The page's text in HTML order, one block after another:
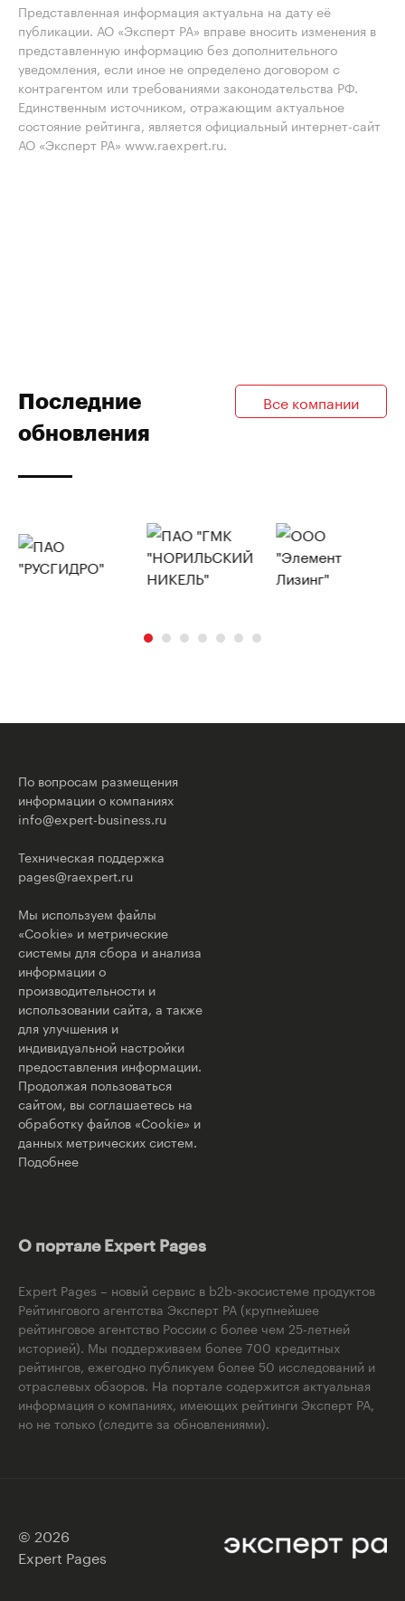
Представленная информация актуальна на дату её
публикации. АО «Эксперт РА» вправе вносить изменения в
представленную информацию без дополнительного
уведомления, если иное не определено договором с
контрагентом или требованиями законодательства РФ.
Единственным источником, отражающим актуальное
состояние рейтинга, является официальный интернет-сайт
АО «Эксперт РА» www.raexpert.ru.
Последние
обновления
Все компании
По вопросам размещения
информации о компаниях
info@expert-business.ru
Техническая поддержка
pages@raexpert.ru
Мы используем файлы
«Cookie» и метрические
системы для сбора и анализа
информации о
производительности и
использовании сайта, а также
для улучшения и
индивидуальной настройки
предоставления информации.
Продолжая пользоваться
сайтом, вы соглашаетесь на
обработку файлов «Cookie» и
данных метрических систем.
Подобнее
О портале Expert Pages
Expert Pages – новый сервис в b2b-экосистеме продуктов
Рейтингового агентства Эксперт РА (крупнейшее
рейтинговое агентство России с более чем 25-летней
историей). Мы поддерживаем более 700 кредитных
рейтингов, ежегодно публикуем более 50 исследований и
отраслевых обзоров. На портале содержится актуальная
информация о компаниях, имеющих рейтинги Эксперт РА,
но не только (следите за обновлениями).
© 2026
Expert Pages